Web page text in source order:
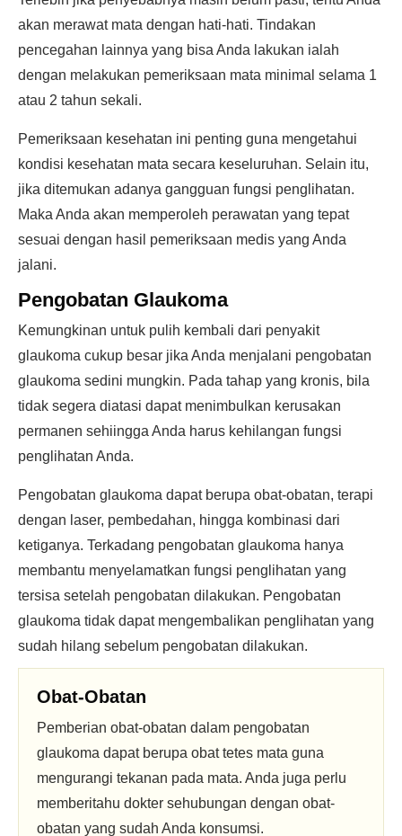
akan merawat mata dengan hati-hati. Tindakan
pencegahan lainnya yang bisa Anda lakukan ialah
dengan melakukan pemeriksaan mata minimal selama 1
atau 2 tahun sekali.
Pemeriksaan kesehatan ini penting guna mengetahui
kondisi kesehatan mata secara keseluruhan. Selain itu,
jika ditemukan adanya gangguan fungsi penglihatan.
Maka Anda akan memperoleh perawatan yang tepat
sesuai dengan hasil pemeriksaan medis yang Anda
jalani.
Pengobatan Glaukoma
Kemungkinan untuk pulih kembali dari penyakit
glaukoma cukup besar jika Anda menjalani pengobatan
glaukoma sedini mungkin. Pada tahap yang kronis, bila
tidak segera diatasi dapat menimbulkan kerusakan
permanen sehiingga Anda harus kehilangan fungsi
penglihatan Anda.
Pengobatan glaukoma dapat berupa obat-obatan, terapi
dengan laser, pembedahan, hingga kombinasi dari
ketiganya. Terkadang pengobatan glaukoma hanya
membantu menyelamatkan fungsi penglihatan yang
tersisa setelah pengobatan dilakukan. Pengobatan
glaukoma tidak dapat mengembalikan penglihatan yang
sudah hilang sebelum pengobatan dilakukan.
Obat-Obatan
Pemberian obat-obatan dalam pengobatan
glaukoma dapat berupa obat tetes mata guna
mengurangi tekanan pada mata. Anda juga perlu
memberitahu dokter sehubungan dengan obat-
obatan yang sudah Anda konsumsi.